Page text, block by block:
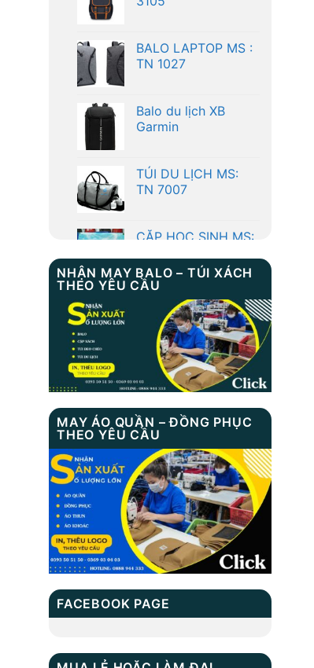
BALO LAPTOP MS :
Balo du lịch XB
TÚI DU LỊCH MS:
CẶP HỌC SINH MS:
Balo Học Sinh Xb
3105
BALO LAPTOP MS :
TN 1027
Balo du lịch XB
TÚI DU LỊCH MS:
TN 7007
CẶP HỌC SINH MS:
TN 5001
NHẬN MAY BALO – TÚI XÁCH
THEO YÊU CẦU
MAY ÁO QUẦN – ĐỒNG PHỤC
THEO YÊU CẦU
FACEBOOK PAGE